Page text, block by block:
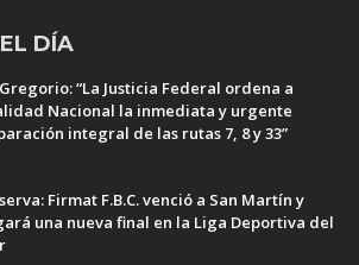
DÍA
“La Justicia Federal ordena a
Nacional la inmediata y urgente
integral de las rutas 7, 8 y 33”
Firmat F.B.C. venció a San Martín y
una nueva final en la Liga Deportiva del